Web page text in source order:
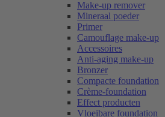
Make-up remover
Mineraal poeder
Primer
Camouflage make-up
Accessoires
Anti-aging make-up
Bronzer
Compacte foundation
Crème-foundation
Effect producten
Vloeibare foundation